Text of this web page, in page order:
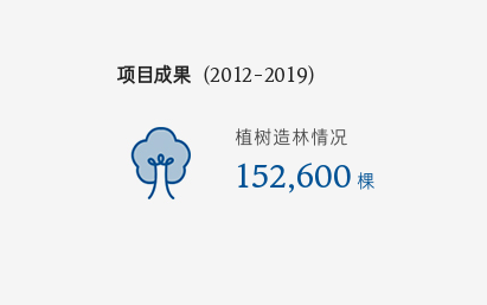
项目成果（2012-2019）
植树造林情况
152,600 棵